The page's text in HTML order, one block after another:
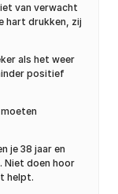
van verwacht
hart drukken, zij
als het weer
positief
je 38 jaar en
Niet doen hoor
helpt.